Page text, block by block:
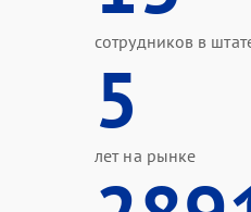
сотрудников в
5
лет на рынке